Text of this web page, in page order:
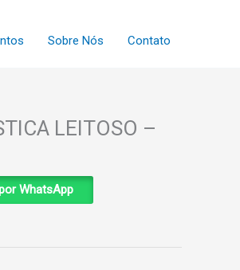
Sobre Nós Contato
LEITOSO –
WhatsApp